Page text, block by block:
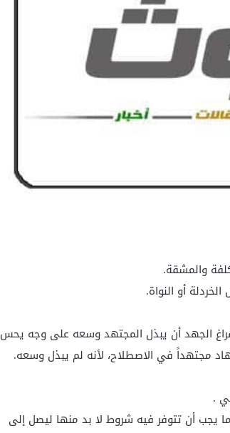
والمشقة.
أو النواة.
الجهد أن يبذل المجتهد وسعه على وجه يحس
مجتهداً في الاصطلاح، لأنه لم يبذل وسعه.
.
يجب أن تتوفر فيه شروط لا بد منها ليصل إلى